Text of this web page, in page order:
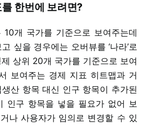
한번에 보려면?
10개 국가를 기준으로 보여주는데
싶을 경우에는 오버뷰를 ‘나라’로
상위 20개 국가를 기준으로 보여
보여주는 경제 지표 히트맵과 거
산 항목 대신 인구 항목이 추가된
인구 항목을 넣을 필요가 없어 보
나 사용자가 임의로 변경할 수 있